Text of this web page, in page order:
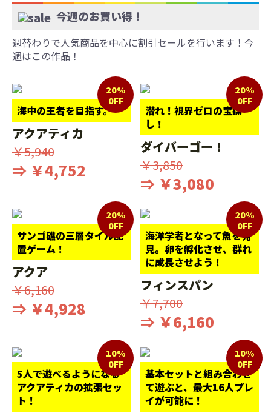
今週のお買い得！
週替わりで人気商品を中心に割引セールを行います！今
週はこの作品！
海中の王者を目指す。
20%
0FF
アクアティカ
￥5,940
⇒ ￥4,752
潜れ！視界ゼロの宝探
し！
20%
0FF
ダイバーゴー！
￥3,850
⇒ ￥3,080
サンゴ礁の三層タイル配
置ゲーム！
20%
0FF
アクア
￥6,160
⇒ ￥4,928
海洋学者となって魚を発
見。卵を孵化させ、群れ
に成長させよう！
20%
0FF
フィンスパン
￥7,700
⇒ ￥6,160
5人で遊べるようになる
アクアティカの拡張セッ
ト！
10%
0FF
基本セットと組み合わせ
て遊ぶと、最大16人プレ
イが可能に！
10%
0FF